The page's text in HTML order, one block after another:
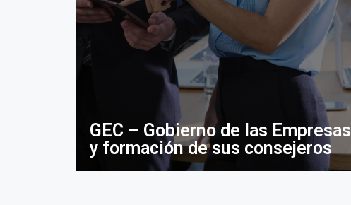
GEC – Gobierno de las Empresas
y formación de sus consejeros